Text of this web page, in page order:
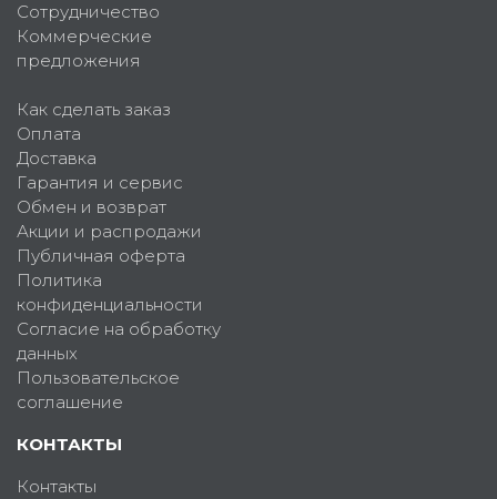
Сотрудничество
Коммерческие
предложения
Как сделать заказ
Оплата
Доставка
Гарантия и сервис
Обмен и возврат
Акции и распродажи
Публичная оферта
Политика
конфиденциальности
Согласие на обработку
данных
Пользовательское
соглашение
КОНТАКТЫ
Контакты